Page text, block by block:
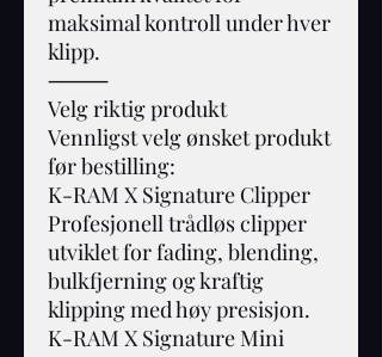
maksimal kontroll under hver
klipp.
⸻
Velg riktig produkt
Vennligst velg ønsket produkt
før bestilling:
K-RAM X Signature Clipper
Profesjonell trådløs clipper
utviklet for fading, blending,
bulkfjerning og kraftig
klipping med høy presisjon.
K-RAM X Signature Mini